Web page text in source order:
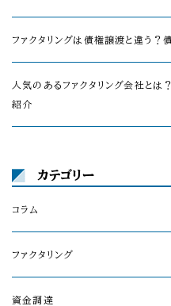
ファクタリングは債権譲渡と違う
人気のあるファクタリング会社と
紹介
カテゴリー
コラム
ファクタリング
資金調達